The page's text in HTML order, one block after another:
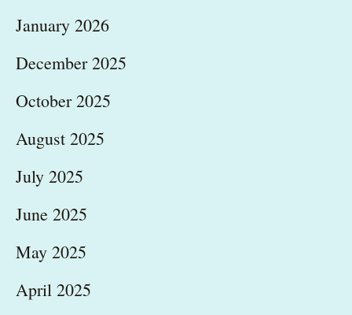
January 2026
December 2025
October 2025
August 2025
July 2025
June 2025
May 2025
April 2025